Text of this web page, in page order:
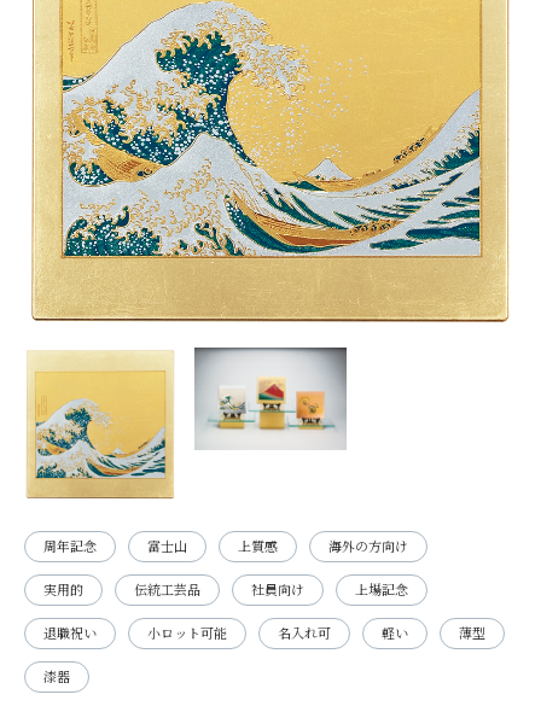
周年記念 富士山 上質感 海外の方向け
実用的 伝統工芸品 社員向け 上場記念
退職祝い 小ロット可能 名入れ可 軽い 薄型
漆器